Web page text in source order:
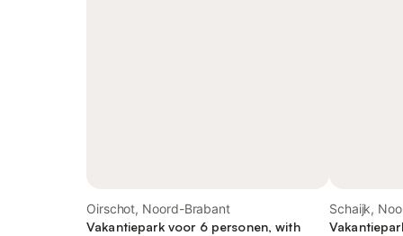
Oirschot, Noord-Brabant
Vakantiepark voor 6 personen, with
Schaijk,